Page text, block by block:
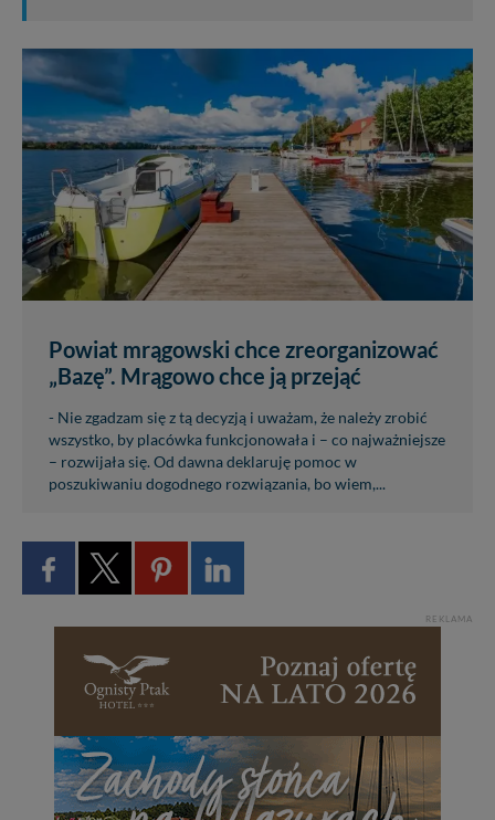
Powiat mrągowski chce zreorganizować
„Bazę”. Mrągowo chce ją przejąć
- Nie zgadzam się z tą decyzją i uważam, że należy zrobić
wszystko, by placówka funkcjonowała i – co najważniejsze
– rozwijała się. Od dawna deklaruję pomoc w
poszukiwaniu dogodnego rozwiązania, bo wiem,...
REKLAMA